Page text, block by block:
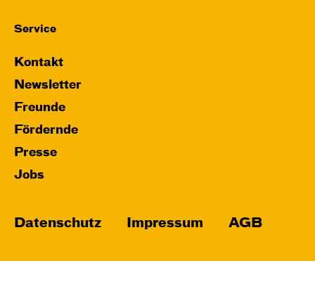
Service
Kontakt
Newsletter
Freunde
Fördernde
Presse
Jobs
Datenschutz Impressum AGB